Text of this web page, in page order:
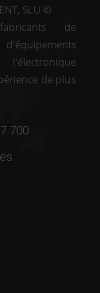
SLU ©
de
de plus
700